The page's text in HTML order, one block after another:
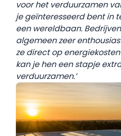
voor het verduurzamen
je geïnteresseerd bent in
een wereldbaan.
algemeen zeer
ze direct op
kan je hen een stapje
verduurzamen.’